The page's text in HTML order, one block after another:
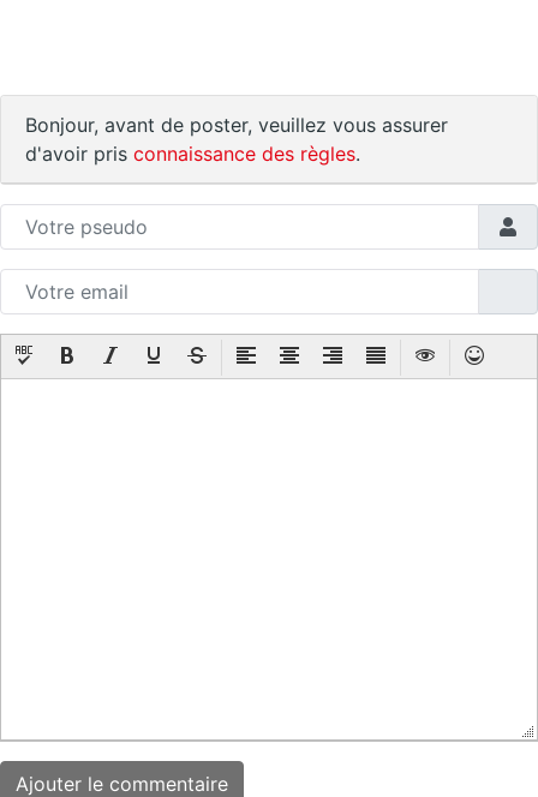
Bonjour, avant de poster, veuillez vous assurer
d'avoir pris connaissance des règles.